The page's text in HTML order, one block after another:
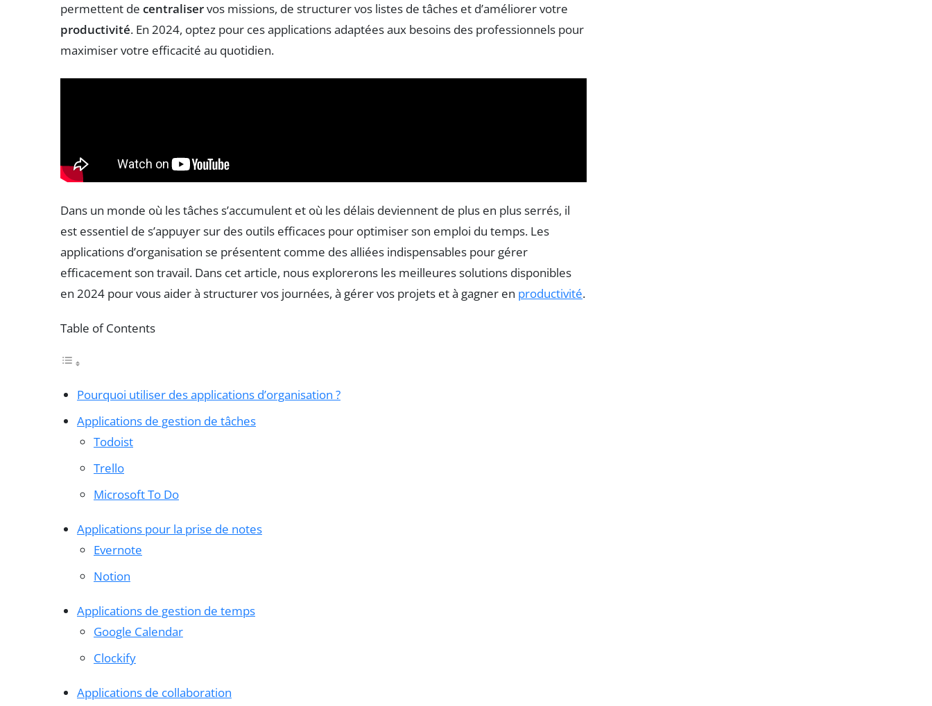
permettent de centraliservos missions, de structurer vos listes de tâches et d’améliorer votre
productivité. En 2024, optez pour ces applications adaptées aux besoins des professionnels pour
maximiser votre efficacité au quotidien.
Dans un monde où les tâches s’accumulent et où les délais deviennent de plus en plus serrés, il
est essentiel de s’appuyer sur des outils efficaces pour optimiser son emploi du temps. Les
applications d’organisation se présentent comme des alliées indispensables pour gérer
efficacement son travail. Dans cet article, nous explorerons les meilleures solutions disponibles
en 2024 pour vous aider à structurer vos journées, à gérer vos projets et à gagner en productivité.
Table of Contents
Pourquoi utiliser des applications d’organisation ?
Applications de gestion de tâches
Todoist
Trello
Microsoft To Do
Applications pour la prise de notes
Evernote
Notion
Applications de gestion de temps
Google Calendar
Clockify
Applications de collaboration